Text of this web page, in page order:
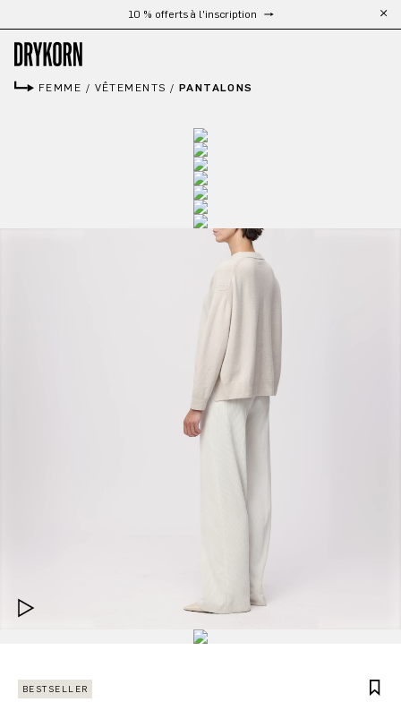
Passer au contenu principalLivraison gratuite à partir de 300 €
FEMME / VÊTEMENTS / PANTALONS
BESTSELLER